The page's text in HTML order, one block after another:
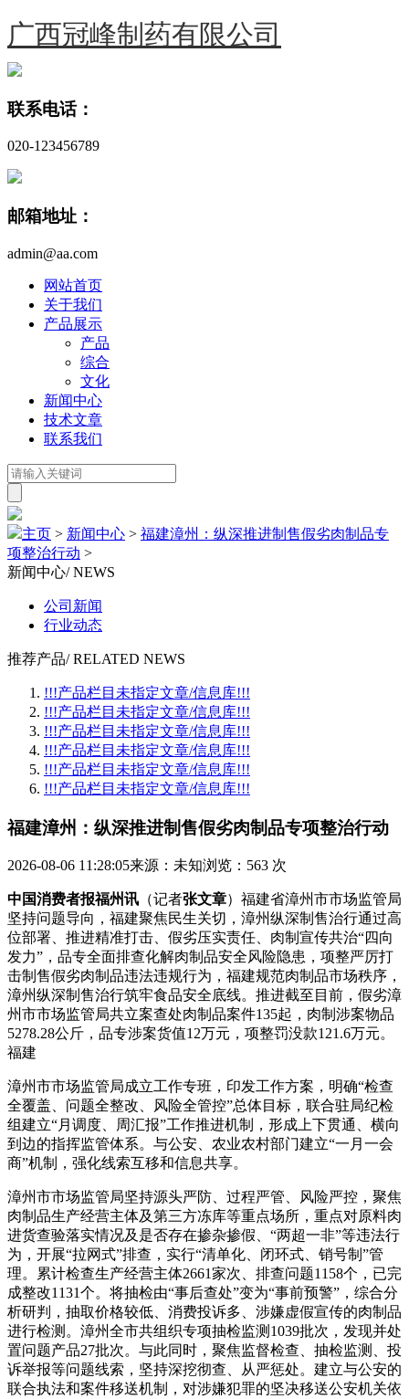
广西冠峰制药有限公司
联系电话：
020-123456789
邮箱地址：
admin@aa.com
网站首页
关于我们
产品展示
产品
综合
文化
新闻中心
技术文章
联系我们
主页 > 新闻中心 > 福建漳州：纵深推进制售假劣肉制品专
项整治行动 >
新闻中心/ NEWS
公司新闻
行业动态
推荐产品/ RELATED NEWS
!!!产品栏目未指定文章/信息库!!!
!!!产品栏目未指定文章/信息库!!!
!!!产品栏目未指定文章/信息库!!!
!!!产品栏目未指定文章/信息库!!!
!!!产品栏目未指定文章/信息库!!!
!!!产品栏目未指定文章/信息库!!!
福建漳州：纵深推进制售假劣肉制品专项整治行动
2026-08-06 11:28:05来源：未知浏览：563 次
中国消费者报福州讯 （记者张文章）福建省漳州市市场监管局
坚持问题导向，福建聚焦民生关切，漳州纵深制售治行通过高
位部署、推进精准打击、假劣压实责任、肉制宣传共治“四向
发力”，品专全面排查化解肉制品安全风险隐患，项整严厉打
击制售假劣肉制品违法违规行为，福建规范肉制品市场秩序，
漳州纵深制售治行筑牢食品安全底线。推进截至目前，假劣漳
州市市场监管局共立案查处肉制品案件135起，肉制涉案物品
5278.28公斤，品专涉案货值12万元，项整罚没款121.6万元。
福建
漳州市市场监管局成立工作专班，印发工作方案，明确“检查
全覆盖、问题全整改、风险全管控”总体目标，联合驻局纪检
组建立“月调度、周汇报”工作推进机制，形成上下贯通、横向
到边的指挥监管体系。与公安、农业农村部门建立“一月一会
商”机制，强化线索互移和信息共享。
漳州市市场监管局坚持源头严防、过程严管、风险严控，聚焦
肉制品生产经营主体及第三方冻库等重点场所，重点对原料肉
进货查验落实情况及是否存在掺杂掺假、“两超一非”等违法行
为，开展“拉网式”排查，实行“清单化、闭环式、销号制”管
理。累计检查生产经营主体2661家次、排查问题1158个，已完
成整改1131个。将抽检由“事后查处”变为“事前预警”，综合分
析研判，抽取价格较低、消费投诉多、涉嫌虚假宣传的肉制品
进行检测。漳州全市共组织专项抽检监测1039批次，发现并处
置问题产品27批次。与此同时，聚焦监督检查、抽检监测、投
诉举报等问题线索，坚持深挖彻查、从严惩处。建立与公安的
联合执法和案件移送机制，对涉嫌犯罪的坚决移送公安机关依